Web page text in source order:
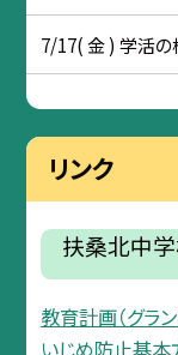
7/17( 金 ) 学活の
リンク
扶桑北中
教育計画（グラン
いじめ防止基本